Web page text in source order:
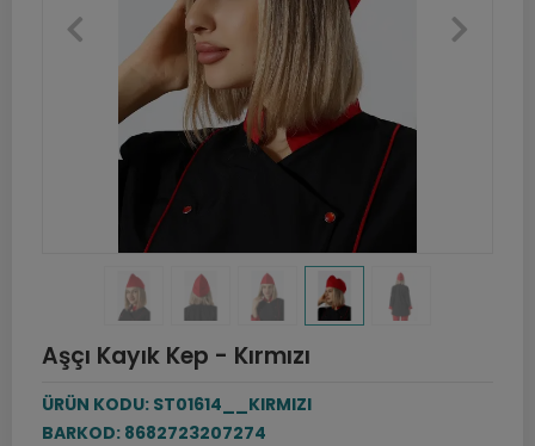
Aşçı Kayık Kep - Kırmızı
ÜRÜN KODU: ST01614__KIRMIZI
BARKOD: 8682723207274